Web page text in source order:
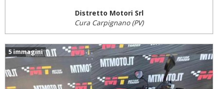
Distretto Motori Srl
Cura Carpignano (PV)
5 immagini